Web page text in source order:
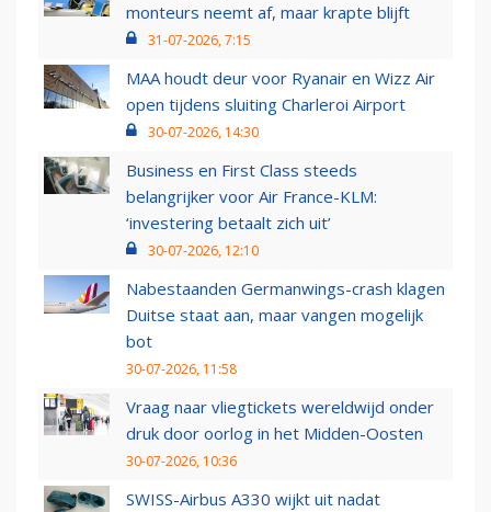
monteurs neemt af, maar krapte blijft
31-07-2026, 7:15
MAA houdt deur voor Ryanair en Wizz Air
open tijdens sluiting Charleroi Airport
30-07-2026, 14:30
Business en First Class steeds
belangrijker voor Air France-KLM:
‘investering betaalt zich uit’
30-07-2026, 12:10
Nabestaanden Germanwings-crash klagen
Duitse staat aan, maar vangen mogelijk
bot
30-07-2026, 11:58
Vraag naar vliegtickets wereldwijd onder
druk door oorlog in het Midden-Oosten
30-07-2026, 10:36
SWISS-Airbus A330 wijkt uit nadat